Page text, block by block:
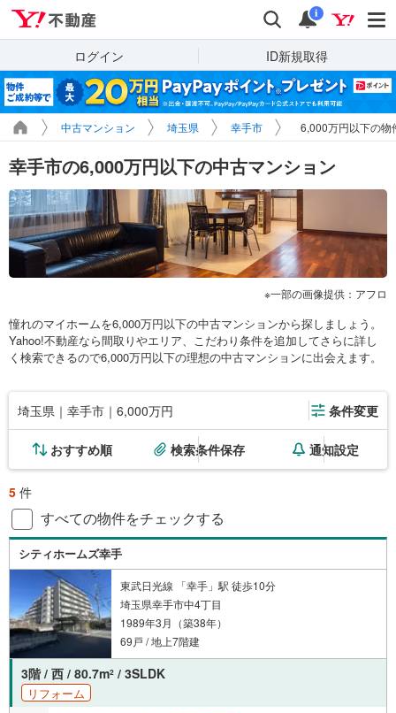
検索 通知
i
ログイン ID新規取得
中古マンション 埼玉県 幸手市 6,000万円以下の物
幸手市の6,000万円以下の中古マンション
一部の画像提供：アフロ
憧れのマイホームを6,000万円以下の中古マンションから探しましょう。
Yahoo!不動産なら間取りやエリア、こだわり条件を追加してさらに詳し
く検索できるので6,000万円以下の理想の中古マンションに出会えます。
埼玉県｜幸手市｜6,000万円 条件変更
おすすめ順 検索条件保存 通知設定
5 件
すべての物件をチェックする
シティホームズ幸手
東武日光線 「幸手」駅 徒歩10分
埼玉県幸手市中4丁目
1989年3月（築38年）
69戸 / 地上7階建
3階 / 西 / 80.7m2 / 3SLDK
リフォーム